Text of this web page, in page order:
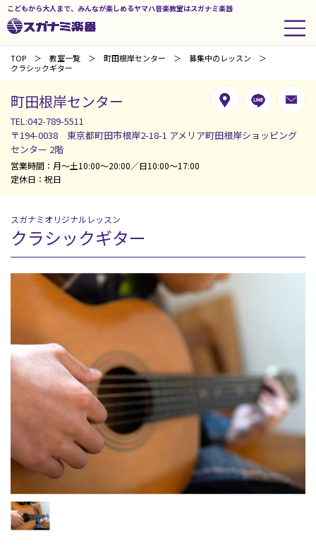
こどもから大人まで、みんなが楽しめるヤマハ音楽教室はスガナミ楽器
TOP 教室一覧 町田根岸センター
募集中のレッスン
クラシックギター
町田根岸センター
TEL:042-789-5511
〒194-0038 東京都町田市根岸2-18-1 アメリア町田根岸ショッピング
センター 2階
営業時間：月～土10:00～20:00／日10:00～17:00
定休日：祝日
スガナミオリジナルレッスン
クラシックギター